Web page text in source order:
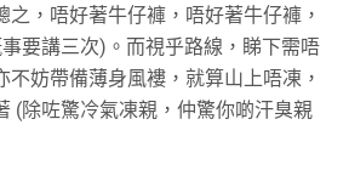
之，唔好著牛仔褲，唔好著牛仔褲，
要講三次)。而視乎路線，睇下需唔
不妨帶備薄身風褸，就算山上唔凍，
(除咗驚冷氣凍親，仲驚你啲汗臭親